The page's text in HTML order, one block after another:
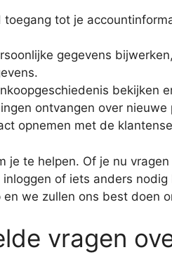
tot je
gegevens
bekijken
ontvangen over
opnemen met de
je te helpen. Of je nu
of iets anders
we zullen ons best doen
vragen